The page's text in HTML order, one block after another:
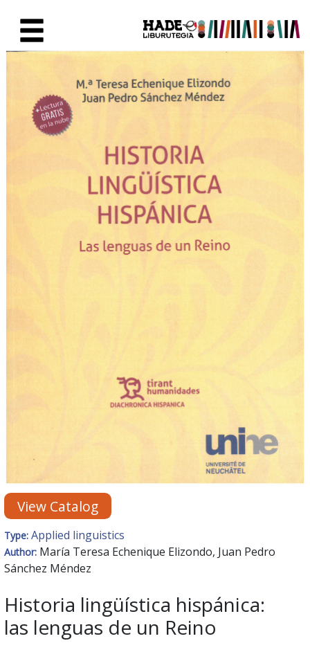
New Books Card - Liburutegia
View Catalog
Type: Applied linguistics
Author: María Teresa Echenique Elizondo, Juan Pedro
Sánchez Méndez
Historia lingüística hispánica:
las lenguas de un Reino